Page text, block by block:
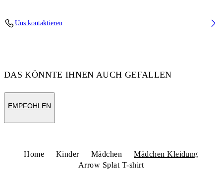
Uns kontaktieren
DAS KÖNNTE IHNEN AUCH GEFALLEN
EMPFOHLEN
Home Kinder Mädchen
Mädchen Kleidung
Arrow Splat T-shirt